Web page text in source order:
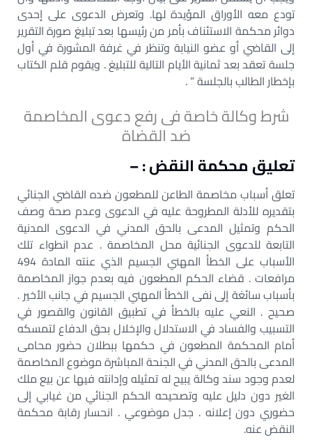
تودع معه الأوراق المؤيدة لها. وتعرض الدعوى على إحدى
دوائر محكمة الاستئناف بأمر من رئيسها بعد تبليغ صورة التقرير
إلى القاضي أو عضو النيابة وتنظر في غرفة المشورة في أول
جلسة تعقد بعد ثمانية الأيام التالية للتبليغ . ويقوم قلم الكتاب
بإخطار الطالب بالجلسة ” .
شرط وكالة خاصة فى رفع دعوى المخاصمة
ضد القضاة
تعليق محكمة النقض : –
تعلق أسباب مخاصمة الطاعن للمطعون ضده القاضي الجنائي
بتقديره للأدلة المطروحة عليه في الدعوى وعدم صحة وصف
الحكم وتمثيل المدعى بالحق المدني في الدعوى المدنية
التابعة للدعوى الجنائية محل المخاصمة . عدم انطواء تلك
الأسباب على الخطأ المهني الجسيم الذي عنته المادة 494
مرافعات . قضاء الحكم المطعون فيه بعدم جواز المخاصمة
بأسباب سائغة إلى نفى الخطأ المهني الجسيم في جانب الأخير .
صحيح . النعي عليه بالخطأ في تطبيق القانون والقصور في
التسبيب والفساد في الاستدلال والإخلال بحق الدفاع لتمسكه
أمام المحكمة المطعون في حكمها ببطلان حضور محامى
المدعى بالحق المدني في الجنحة المباشرة موضوع المخاصمة
لعدم وجود سند وكالة يبيح له تمثيله وإدانته فيها عن بيع ملك
الغير دون دليل عليه وتصحيحه الحكم الجنائي من غيابي إلى
حضوري دون إعلانه . جدل موضوعي . انحسار رقابة محكمة
النقض عنه.